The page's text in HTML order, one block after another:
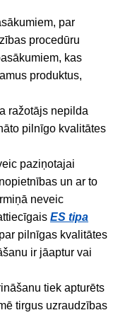
par
procedūru
kas
produktus,
ražotājs nepilda
pilnīgo kvalitātes
paziņotajai
un ar to
neveic
ES tipa
pilnīgas kvalitātes
ir jāaptur vai
tiek apturēts
tirgus uzraudzības